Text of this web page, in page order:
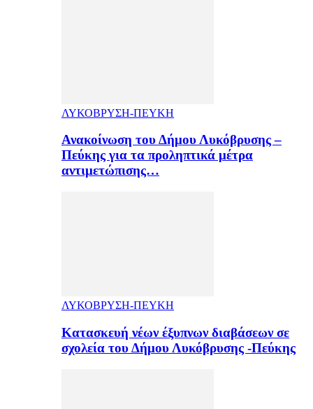
ΛΥΚΟΒΡΥΣΗ-ΠΕΥΚΗ
Ανακοίνωση του Δήμου Λυκόβρυσης –
Πεύκης για τα προληπτικά μέτρα
αντιμετώπισης…
ΛΥΚΟΒΡΥΣΗ-ΠΕΥΚΗ
Κατασκευή νέων έξυπνων διαβάσεων σε
σχολεία του Δήμου Λυκόβρυσης -Πεύκης